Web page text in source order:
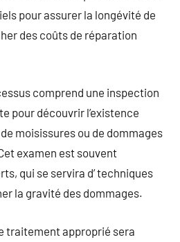
pour assurer la longévité de
des coûts de réparation
comprend une inspection
pour découvrir l’existence
moisissures ou de dommages
examen est souvent
qui se servira d’ techniques
la gravité des dommages.
traitement approprié sera